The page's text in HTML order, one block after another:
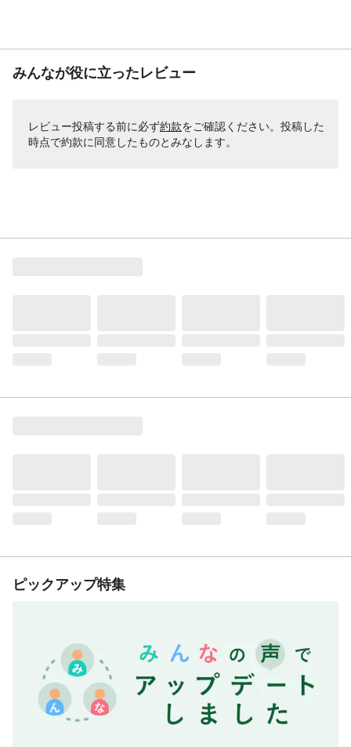
みんなが役に立ったレビュー
レビュー投稿する前に必ず約款をご確認ください。投稿した
時点で約款に同意したものとみなします。
ピックアップ特集